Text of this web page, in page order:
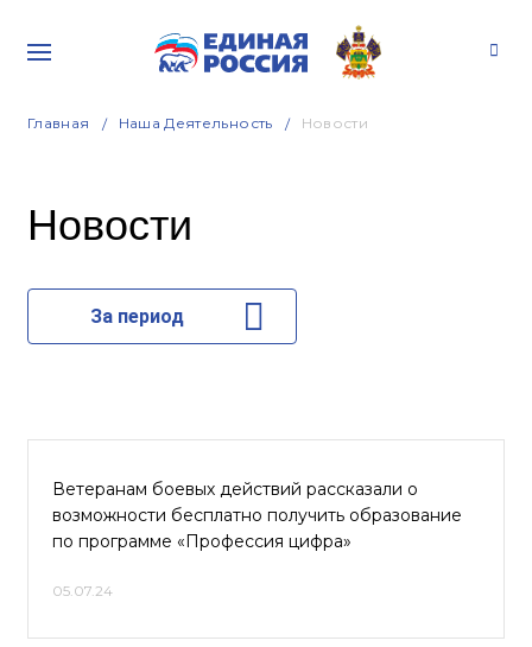
Главная Наша Деятельность Новости
Новости
За период
Ветеранам боевых действий рассказали о
возможности бесплатно получить образование
по программе «Профессия цифра»
05.07.24